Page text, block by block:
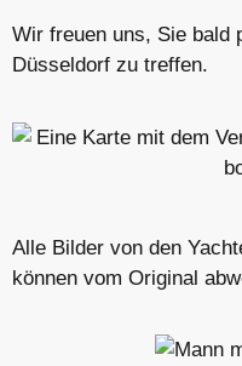
Wir freuen uns, Sie bald
Düsseldorf zu treffen.
Alle Bilder von den
können vom Original